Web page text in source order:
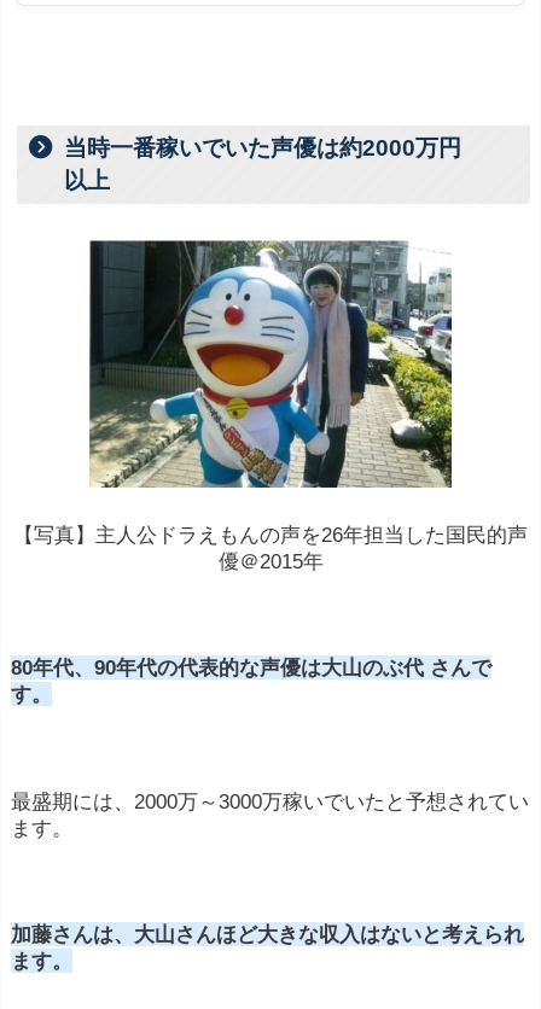
当時一番稼いでいた声優は約2000万円
以上
【写真】主人公ドラえもんの声を26年担当した国民的声
優＠2015年
80年代、90年代の代表的な声優は大山のぶ代 さんで
す。
最盛期には、2000万～3000万稼いでいたと予想されてい
ます。
加藤さんは、大山さんほど大きな収入はないと考えられ
ます。